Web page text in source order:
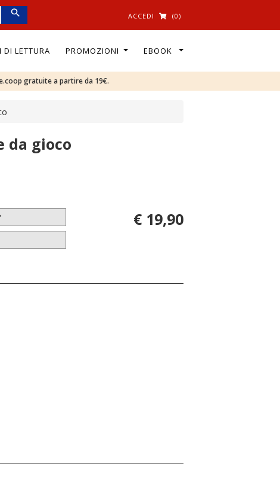
ACCEDI (0)
DI LETTURA PROMOZIONI EBOOK
gratuite a partire da 19€.
da gioco
€ 19,90